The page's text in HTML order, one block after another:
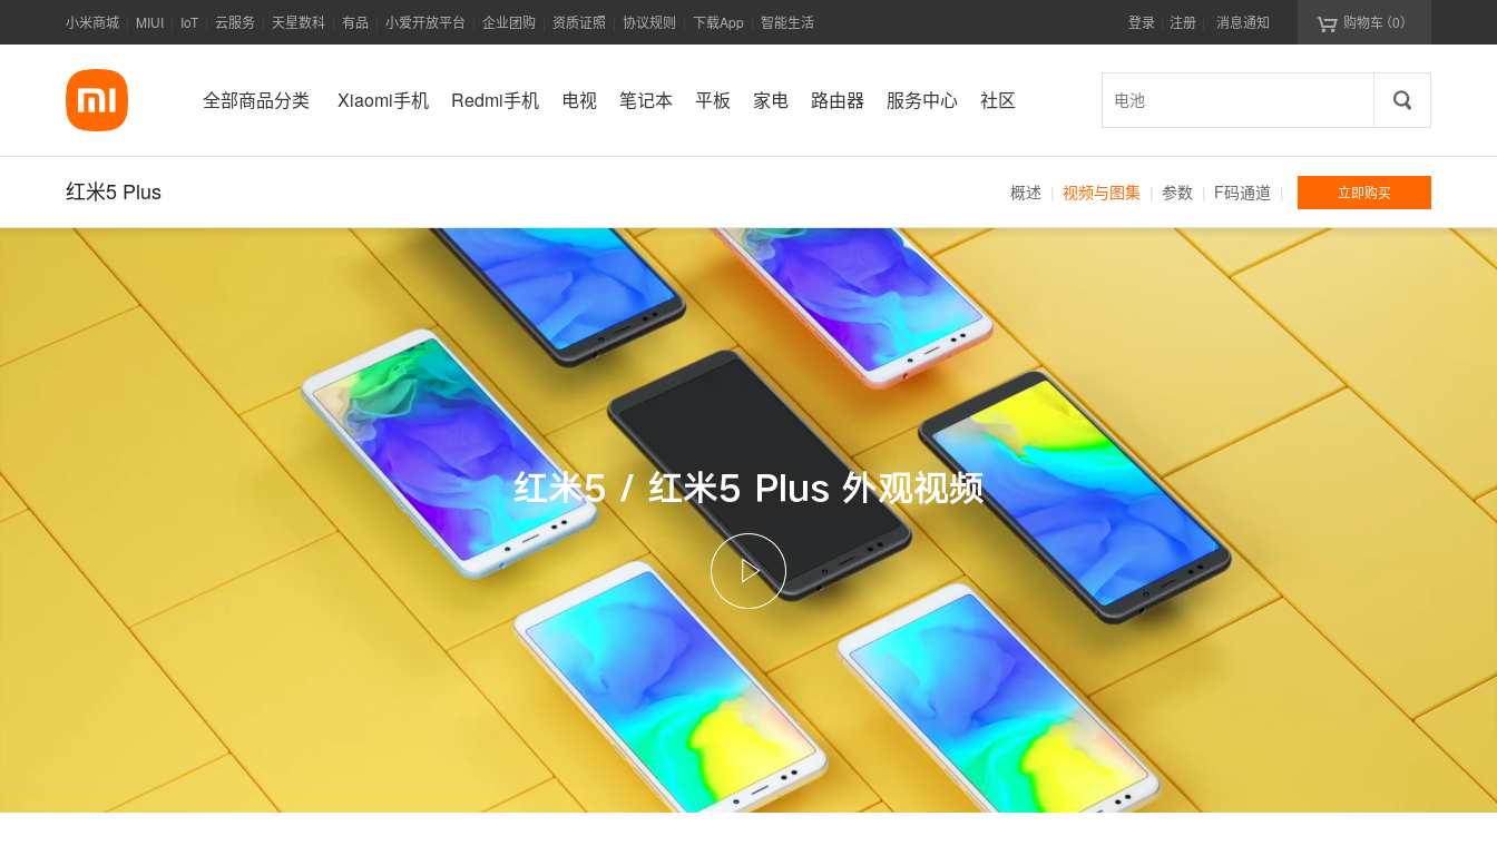
小米商城 MIUI IoT 云服务 天星数科 有品 小爱开放平台 企业团购 资质证照 协议规则 下载App 智能生活  购物车（0）
登录 注册 消息通知
全部商品分类 Xiaomi手机 Redmi手机 电视 笔记本 平板 家电 路由器 服务中心 社区
红米5 Plus 概述 | 视频与图集 | 参数 | F码通道 | 立即购买
红米5 / 红米5 Plus 外观视频